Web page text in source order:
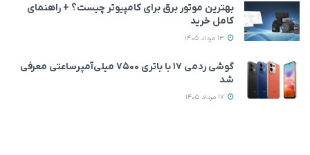
بهترین موتور برق برای کامپیوتر چیست؟ + راهنمای
کامل خرید
گوشی ردمی ۱۷ با باتری ۷۵۰۰ میلی‌آمپرساعتی معرفی
شد